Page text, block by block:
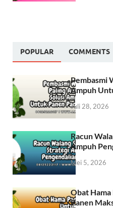
POPULAR COMMENTS
Pembasmi
Ampuh
Juli 28, 2026
Racun
Ampuh
Mei 5, 2026
Obat
Panen